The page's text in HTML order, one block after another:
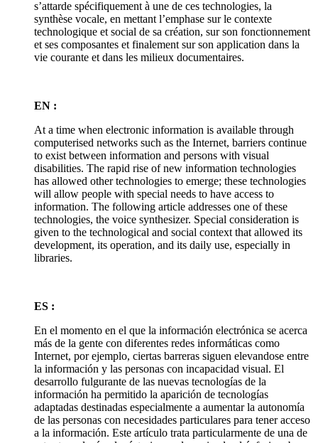
s’attarde spécifiquement à une de ces technologies, la
synthèse vocale, en mettant l’emphase sur le contexte
technologique et social de sa création, sur son fonctionnement
et ses composantes et finalement sur son application dans la
vie courante et dans les milieux documentaires.
EN :
At a time when electronic information is available through
computerised networks such as the Internet, barriers continue
to exist between information and persons with visual
disabilities. The rapid rise of new information technologies
has allowed other technologies to emerge; these technologies
will allow people with special needs to have access to
information. The following article addresses one of these
technologies, the voice synthesizer. Special consideration is
given to the technological and social context that allowed its
development, its operation, and its daily use, especially in
libraries.
ES :
En el momento en el que la información electrónica se acerca
más de la gente con diferentes redes informáticas como
Internet, por ejemplo, ciertas barreras siguen elevandose entre
la información y las personas con incapacidad visual. El
desarrollo fulgurante de las nuevas tecnologías de la
información ha permitido la aparición de tecnologías
adaptadas destinadas especialmente a aumentar la autonomía
de las personas con necesidades particulares para tener acceso
a la información. Este artículo trata particularmente de una de